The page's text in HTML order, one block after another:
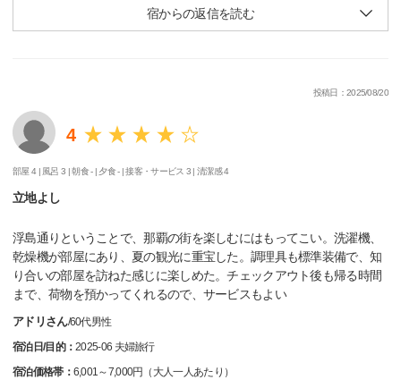
宿からの返信を読む
投稿日：2025/08/20
4
部屋 4 | 風呂 3 |朝食 - | 夕食 - |接客・サービス 3 |清潔感 4
立地よし
浮島通りということで、那覇の街を楽しむにはもってこい。洗濯機、
乾燥機が部屋にあり、夏の観光に重宝した。調理具も標準装備で、知
り合いの部屋を訪ねた感じに楽しめた。チェックアウト後も帰る時間
まで、荷物を預かってくれるので、サービスもよい
アドリさん/60代男性
宿泊日/目的：2025-06 夫婦旅行
宿泊価格帯： 6,001～7,000円（大人一人あたり）